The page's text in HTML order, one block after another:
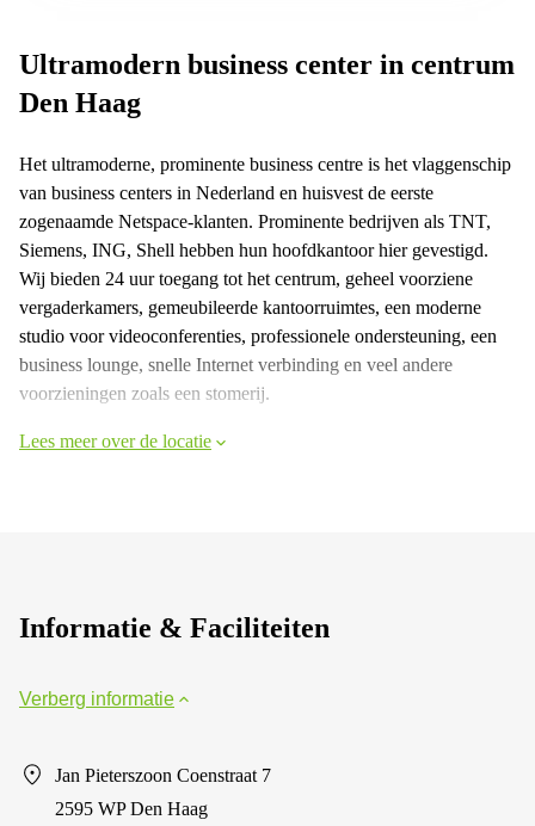
Ultramodern business center in centrum
Den Haag
Het ultramoderne, prominente business centre is het vlaggenschip
van business centers in Nederland en huisvest de eerste
zogenaamde Netspace-klanten. Prominente bedrijven als TNT,
Siemens, ING, Shell hebben hun hoofdkantoor hier gevestigd.
Wij bieden 24 uur toegang tot het centrum, geheel voorziene
vergaderkamers, gemeubileerde kantoorruimtes, een moderne
studio voor videoconferenties, professionele ondersteuning, een
business lounge, snelle Internet verbinding en veel andere
voorzieningen zoals een stomerij.
Lees meer over de locatie
Informatie & Faciliteiten
Verberg informatie
Jan Pieterszoon Coenstraat 7
2595 WP Den Haag